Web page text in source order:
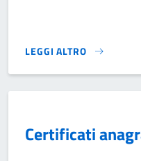
LEGGI ALTRO
ANAGRAFE NAZIONALE
Certificati